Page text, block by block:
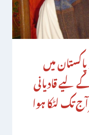
میں
لیے قادیانی
تک لٹکا ہوا